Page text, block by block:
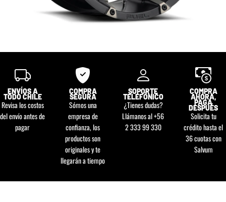
ENVÍOS A
TODO CHILE
Revisa los costos
del envío antes de
pagar
COMPRA
SEGURA
Sómos una
empresa de
confianza, los
productos son
originales y te
llegarán a tiempo
SOPORTE
TELEFÓNICO
¿Tienes dudas?
Llámanos al +56
2 333 99 330
COMPRA
AHORA,
PAGA
DESPUÉS
Solicita tu
crédito hasta el
36 cuotas con
Salvum